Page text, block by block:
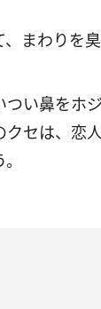
、まわりを
い鼻をホ
セは、恋